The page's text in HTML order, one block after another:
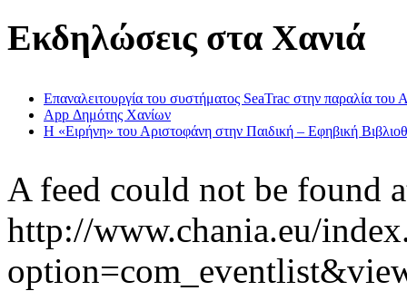
Εκδηλώσεις στα Χανιά
Επαναλειτουργία του συστήματος SeaTrac στην παραλία του
App Δημότης Χανίων
Η «Ειρήνη» του Αριστοφάνη στην Παιδική – Εφηβική
A feed could not be found
http://www.chania.eu/